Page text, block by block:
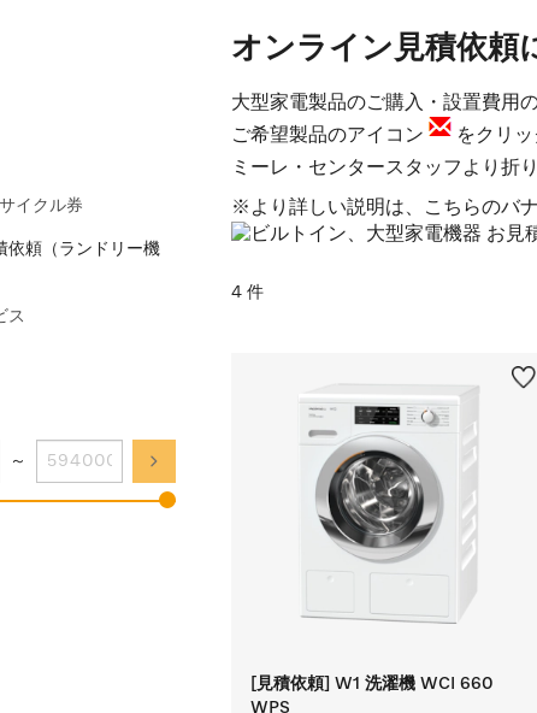
オンライン見積依頼
大型家電製品のご購入・設置費用
ご希望製品のアイコン
をクリ
ミーレ・センタースタッフより折
※より詳しい説明は、こちらのバ
4 件
[見積依頼] W1 洗濯機 WCI 660
WPS
イクル券
依頼（ランドリー機
ス
～